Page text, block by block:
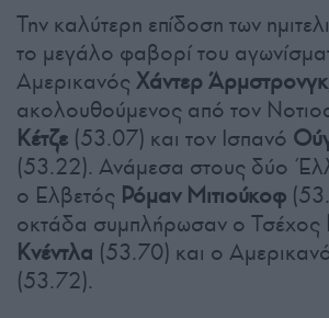
Την καλύτερη επίδοση των
το μεγάλο φαβορί του
Αμερικανός Χάντερ Άρμστρονγκ
ακολουθούμενος από τον
Κέτζε (53.07) και τον Ισπανό
(53.22). Ανάμεσα στους δύο
ο Ελβετός Ρόμαν Μιτιούκοφ
οκτάδα συμπλήρωσαν ο Τσέχος
Κνέντλα (53.70) και ο
(53.72).